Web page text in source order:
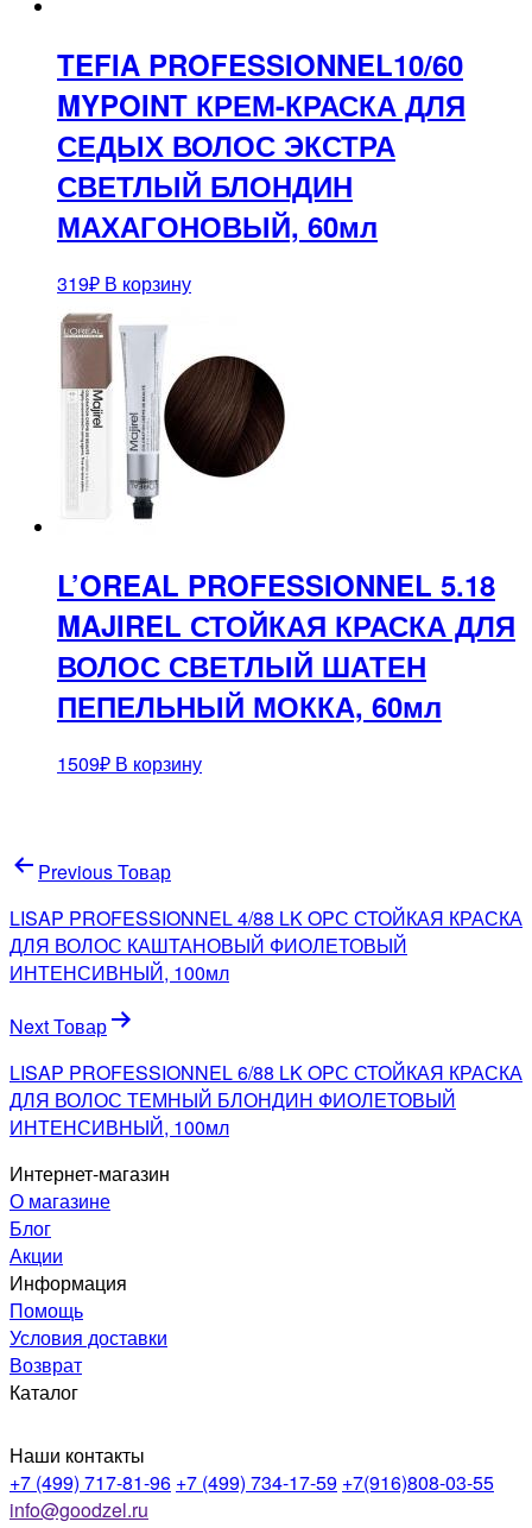
TEFIA PROFESSIONNEL10/60
MYPOINT КРЕМ-КРАСКА ДЛЯ
СЕДЫХ ВОЛОС ЭКСТРА
СВЕТЛЫЙ БЛОНДИН
МАХАГОНОВЫЙ, 60мл
319₽ В корзину
L’OREAL PROFESSIONNEL 5.18
MAJIREL СТОЙКАЯ КРАСКА ДЛЯ
ВОЛОС СВЕТЛЫЙ ШАТЕН
ПЕПЕЛЬНЫЙ МОККА, 60мл
1509₽ В корзину
Навигация
по
записям
Previous Товар
LISAP PROFESSIONNEL 4/88 LK OPС СТОЙКАЯ КРАСКА
ДЛЯ ВОЛОС КАШТАНОВЫЙ ФИОЛЕТОВЫЙ
ИНТЕНСИВНЫЙ, 100мл
Next Товар
LISAP PROFESSIONNEL 6/88 LK OPС СТОЙКАЯ КРАСКА
ДЛЯ ВОЛОС ТЕМНЫЙ БЛОНДИН ФИОЛЕТОВЫЙ
ИНТЕНСИВНЫЙ, 100мл
Интернет-магазин
О магазине
Блог
Акции
Информация
Помощь
Условия доставки
Возврат
Каталог
Наши контакты
+7 (499) 717-81-96 +7 (499) 734-17-59 +7(916)808-03-55
info@goodzel.ru